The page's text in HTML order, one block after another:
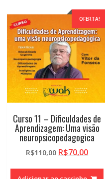
OFERTA!
Curso 11 – Dificuldades de
Aprendizagem: Uma visão
neuropsicopedagogica
R$110,00 O
original
R$70,00O
atual